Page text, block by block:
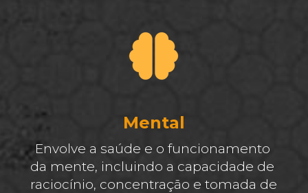
Envolve a saúde e o funcionamento
da mente, incluindo a capacidade de
raciocínio, concentração e tomada de
Mental